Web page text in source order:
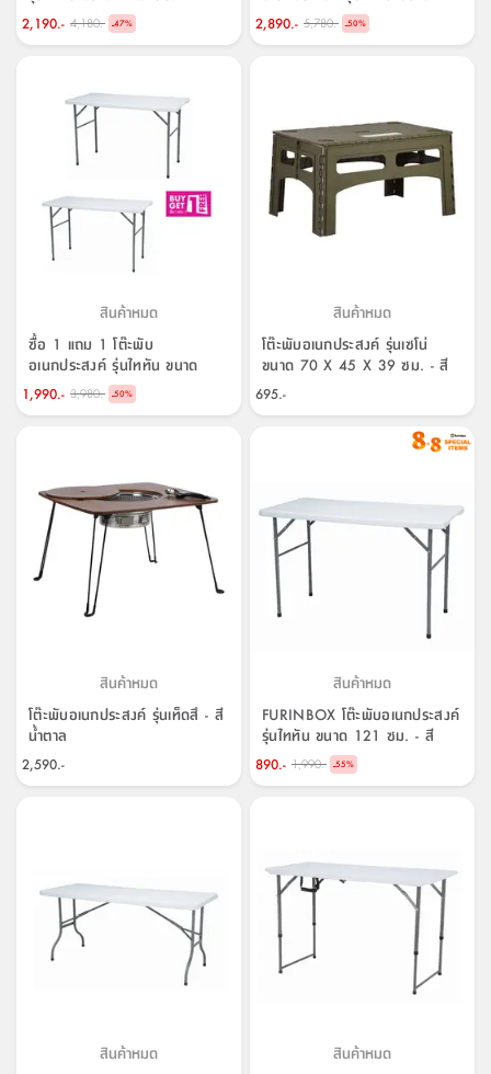
2,190.- 4,180.- -47%
160 ซม.
2,890.- 5,780.- -50%
สินค้าหมด
ซื้อ 1 แถม 1 โต๊ะพับ
อเนกประสงค์ รุ่นไททัน ขนาด
121 ซม.
1,990.- 3,980.- -50%
สินค้าหมด
โต๊ะพับอเนกประสงค์ รุ่นเซโน่
ขนาด 70 X 45 X 39 ซม. - สี
เขียวเข้ม
695.-
สินค้าหมด
โต๊ะพับอเนกประสงค์ รุ่นเท็ดสึ - สี
น้ำตาล
2,590.-
สินค้าหมด
FURINBOX โต๊ะพับอเนกประสงค์
รุ่นไททัน ขนาด 121 ซม. - สี
ขาว/เทา
890.- 1,990.- -55%
สินค้าหมด
สินค้าหมด